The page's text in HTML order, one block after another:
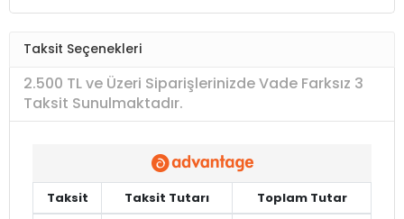
Taksit Seçenekleri
2.500 TL ve Üzeri Siparişlerinizde Vade Farksız 3
Taksit Sunulmaktadır.
Taksit Taksit Tutarı
Toplam Tutar